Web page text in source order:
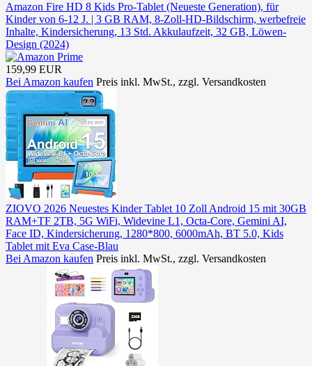
Amazon Fire HD 8 Kids Pro-Tablet (Neueste Generation), für
Kinder von 6-12 J. | 3 GB RAM, 8-Zoll-HD-Bildschirm, werbefreie
Inhalte, Kindersicherung, 13 Std. Akkulaufzeit, 32 GB, Löwen-
Design (2024)
159,99 EUR
Bei Amazon kaufen Preis inkl. MwSt., zzgl. Versandkosten
ZIOVO 2026 Neuestes Kinder Tablet 10 Zoll Android 15 mit 30GB
RAM+TF 2TB, 5G WiFi, Widevine L1, Octa-Core, Gemini AI,
Face ID, Kindersicherung, 1280*800, 6000mAh, BT 5.0, Kids
Tablet mit Eva Case-Blau
Bei Amazon kaufen Preis inkl. MwSt., zzgl. Versandkosten